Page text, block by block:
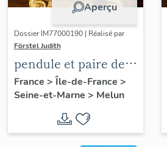
Aperçu
Dossier IM77000190 | Réalisé par
Förstel Judith
pendule et paire de
chandeliers assortis
France > Île-de-France >
Seine-et-Marne > Melun